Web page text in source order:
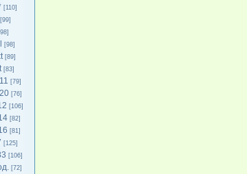
[110]
[99]
[98]
[89]
[83]
[79]
[76]
[106]
[82]
[81]
[125]
[106]
[72]